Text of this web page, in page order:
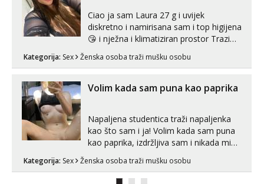
Ciao ja sam Laura 27 g i uvijek
diskretno i namirisana sam i top higijena
😘 i nježna i klimatiziran prostor Trazim
Pusenje i gutanje sperme Erotsko rublje
tijelu Iskljucivo neradim analni !!! I
Kategorija: Sex Ženska osoba traži mušku osobu
Volim kada sam puna kao paprika
Napaljena studentica traži napaljenka
kao što sam i ja! Volim kada sam puna
kao paprika, izdržljiva sam i nikada mi
puta dnevno bilo kad i bilo gdje zato se
javi što prije da me isprobaš Klikni na
Kategorija: Sex Ženska osoba traži mušku osobu